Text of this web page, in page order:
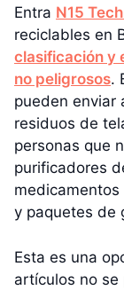
Entra N15
reciclables en
clasificación y
no peligrosos.
pueden enviar
residuos de
personas que
purificadores
y paquetes de
Esta es una
artículos no se